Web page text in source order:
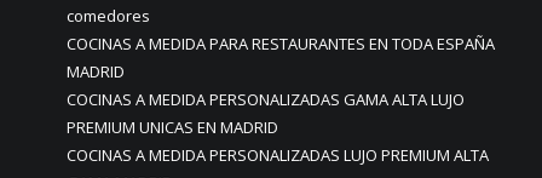
comedores
COCINAS A MEDIDA PARA RESTAURANTES EN TODA ESPAÑA
MADRID
COCINAS A MEDIDA PERSONALIZADAS GAMA ALTA LUJO
PREMIUM UNICAS EN MADRID
COCINAS A MEDIDA PERSONALIZADAS LUJO PREMIUM ALTA